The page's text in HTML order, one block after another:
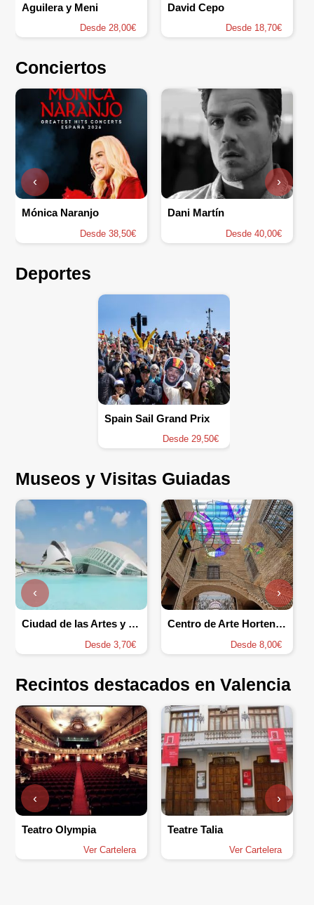
Aguilera y Meni
Desde 28,00€
David Cepo
Desde 18,70€
Conciertos
Mónica Naranjo
Desde 38,50€
Dani Martín
Desde 40,00€
‹ ›
Deportes
Spain Sail Grand Prix
Desde 29,50€
Museos y Visitas Guiadas
Ciudad de las Artes y las Ciencias
Desde 3,70€
Centro de Arte Hortensia Herrero
Desde 8,00€
‹ ›
Recintos destacados en Valencia
Teatro Olympia
Ver Cartelera
Teatre Talia
Ver Cartelera
‹ ›